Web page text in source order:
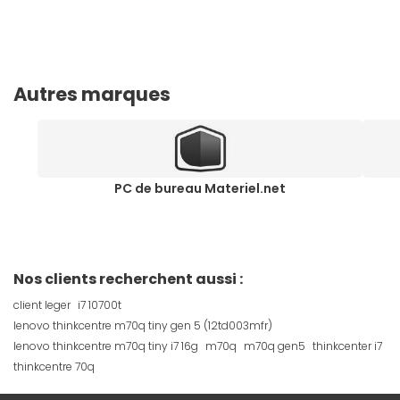
Autres marques
PC de bureau Materiel.net
Nos clients recherchent aussi :
client leger i7 10700t
lenovo thinkcentre m70q tiny gen 5 (12td003mfr)
lenovo thinkcentre m70q tiny i7 16g m70q m70q gen5 thinkcenter i7
thinkcentre 70q